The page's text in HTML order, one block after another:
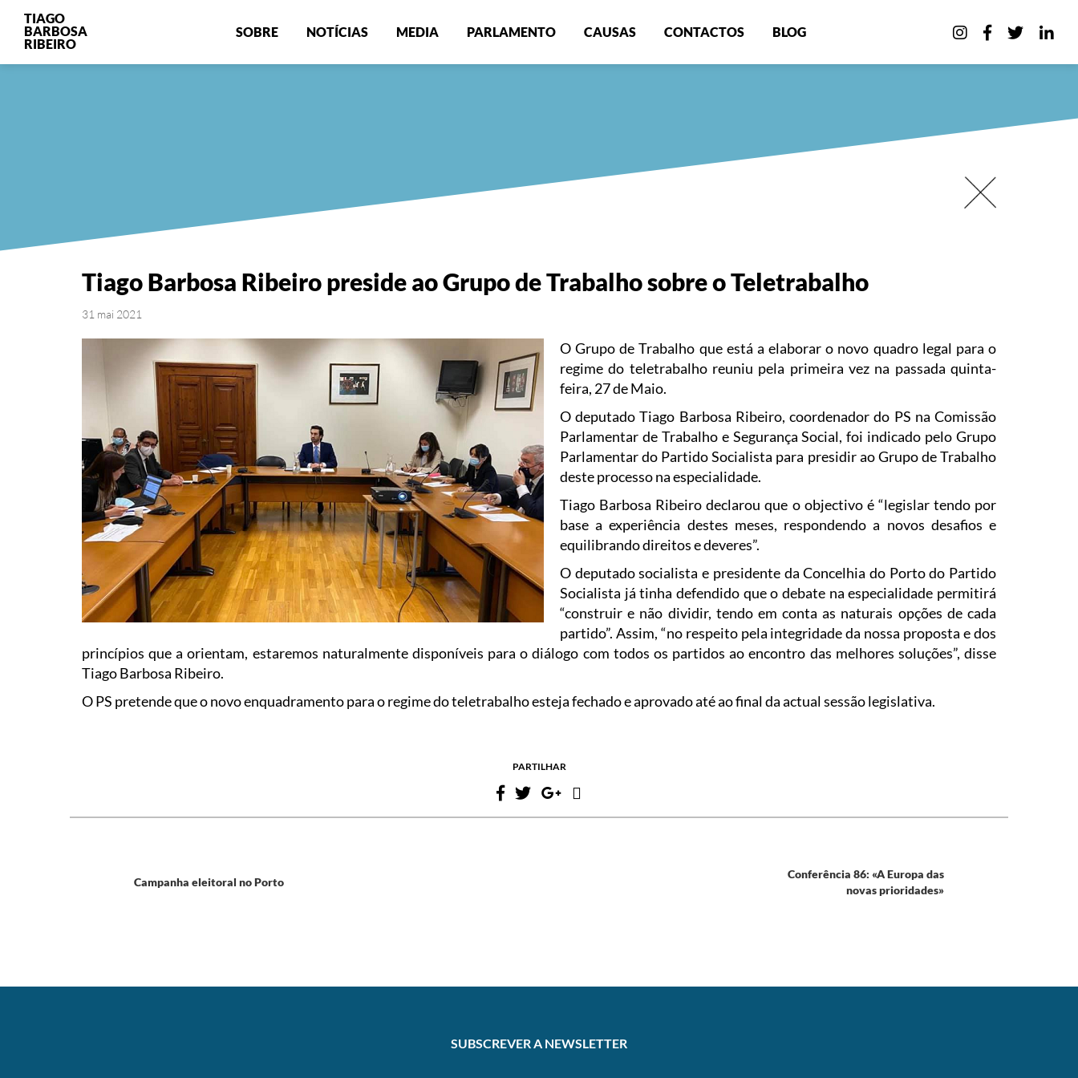
TIAGO
BARBOSA
RIBEIRO
SOBRE NOTÍCIAS MEDIA PARLAMENTO CAUSAS CONTACTOS BLOG
Tiago Barbosa Ribeiro preside ao Grupo de Trabalho sobre o Teletrabalho
31 mai 2021
O Grupo de Trabalho que está a elaborar o novo quadro legal para o
regime do teletrabalho reuniu pela primeira vez na passada quinta-
feira, 27 de Maio.
O deputado Tiago Barbosa Ribeiro, coordenador do PS na Comissão
Parlamentar de Trabalho e Segurança Social, foi indicado pelo Grupo
Parlamentar do Partido Socialista para presidir ao Grupo de Trabalho
deste processo na especialidade.
Tiago Barbosa Ribeiro declarou que o objectivo é “legislar tendo por
base a experiência destes meses, respondendo a novos desafios e
equilibrando direitos e deveres”.
O deputado socialista e presidente da Concelhia do Porto do Partido
Socialista já tinha defendido que o debate na especialidade permitirá
“construir e não dividir, tendo em conta as naturais opções de cada
partido”. Assim, “no respeito pela integridade da nossa proposta e dos
princípios que a orientam, estaremos naturalmente disponíveis para o diálogo com todos os partidos ao encontro das melhores soluções”, disse
Tiago Barbosa Ribeiro.
O PS pretende que o novo enquadramento para o regime do teletrabalho esteja fechado e aprovado até ao final da actual sessão legislativa.
PARTILHAR
Campanha eleitoral no Porto
Conferência 86: «A Europa das
novas prioridades»
SUBSCREVER A NEWSLETTER